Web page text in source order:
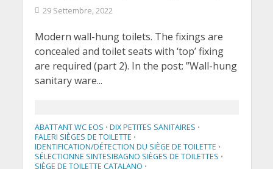
29 Settembre, 2022
Modern wall-hung toilets. The fixings are
concealed and toilet seats with ‘top’ fixing
are required (part 2). In the post: ”Wall-hung
sanitary ware...
ABATTANT WC EOS • DIX PETITES SANITAIRES •
FALERI SIÈGES DE TOILETTE •
IDENTIFICATION/DÉTECTION DU SIÈGE DE TOILETTE •
SÉLECTIONNE SINTESIBAGNO SIÈGES DE TOILETTES •
SIÈGE DE TOILETTE CATALANO •